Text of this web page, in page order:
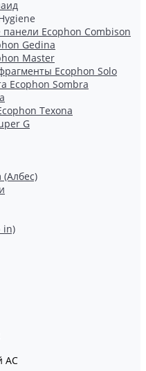
Ecophon Combison
Gedina
Master
Ecophon Solo
Ecophon Sombra
Texona
G
in)
AC